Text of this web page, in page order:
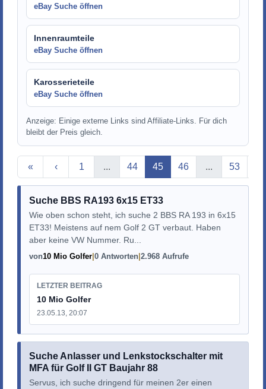
eBay Suche öffnen
Innenraumteile
eBay Suche öffnen
Karosserieteile
eBay Suche öffnen
Anzeige: Einige externe Links sind Affiliate-Links. Für dich
bleibt der Preis gleich.
« ‹ 1 ... 44 Aktuelle Seite
45 46 ... 53
Suche BBS RA193 6x15 ET33
Wie oben schon steht, ich suche 2 BBS RA 193 in 6x15
ET33! Meistens auf nem Golf 2 GT verbaut. Haben
aber keine VW Nummer. Ru...
von10 Mio Golfer 0 Antworten 2.968 Aufrufe
LETZTER BEITRAG
10 Mio Golfer
23.05.13, 20:07
Suche Anlasser und Lenkstockschalter mit
MFA für Golf II GT Baujahr 88
Servus, ich suche dringend für meinen 2er einen